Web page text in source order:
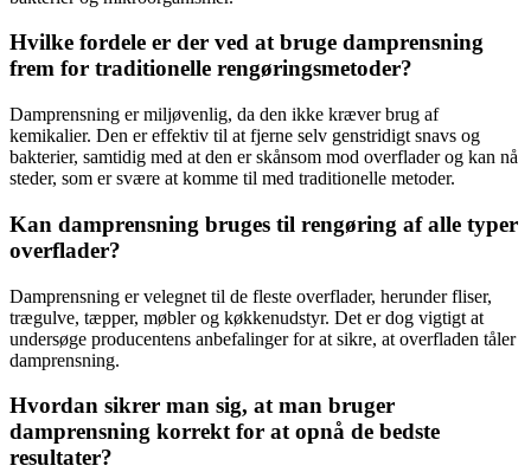
Hvilke fordele er der ved at bruge damprensning
frem for traditionelle rengøringsmetoder?
Damprensning er miljøvenlig, da den ikke kræver brug af
kemikalier. Den er effektiv til at fjerne selv genstridigt snavs og
bakterier, samtidig med at den er skånsom mod overflader og kan nå
steder, som er svære at komme til med traditionelle metoder.
Kan damprensning bruges til rengøring af alle typer
overflader?
Damprensning er velegnet til de fleste overflader, herunder fliser,
trægulve, tæpper, møbler og køkkenudstyr. Det er dog vigtigt at
undersøge producentens anbefalinger for at sikre, at overfladen tåler
damprensning.
Hvordan sikrer man sig, at man bruger
damprensning korrekt for at opnå de bedste
resultater?